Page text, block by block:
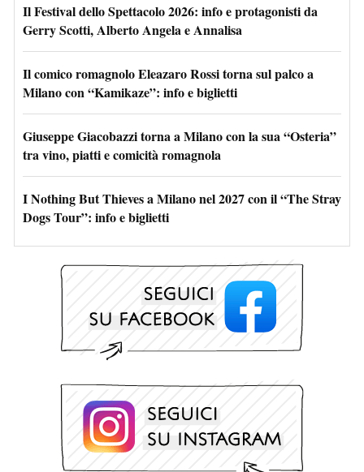
Il Festival dello Spettacolo 2026: info e protagonisti da
Gerry Scotti, Alberto Angela e Annalisa
Il comico romagnolo Eleazaro Rossi torna sul palco a
Milano con “Kamikaze”: info e biglietti
Giuseppe Giacobazzi torna a Milano con la sua “Osteria”
tra vino, piatti e comicità romagnola
I Nothing But Thieves a Milano nel 2027 con il “The Stray
Dogs Tour”: info e biglietti